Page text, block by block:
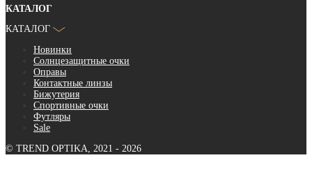
КАТАЛОГ
КАТАЛОГ
Новинки
Солнцезащитные очки
Оправы
Контактные линзы
Бижутерия
Спортивные очки
Футляры
Sale
© TREND OPTIKA, 2021 - 2026